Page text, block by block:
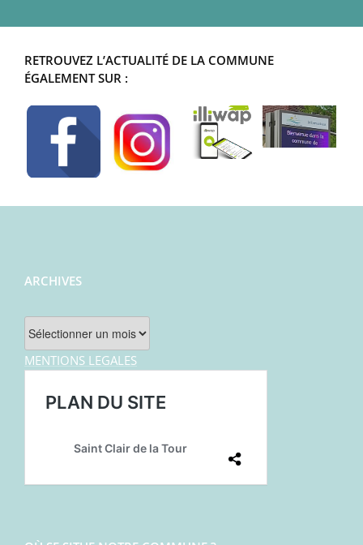
RETROUVEZ L’ACTUALITÉ DE LA COMMUNE
ÉGALEMENT SUR :
ARCHIVES
Archives
MENTIONS LEGALES